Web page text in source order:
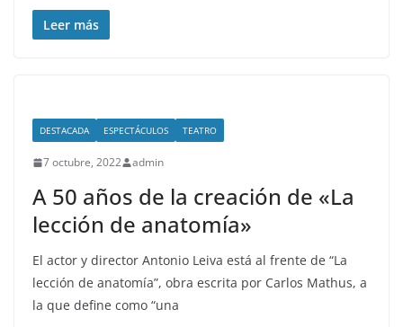
Leer más
DESTACADA ESPECTÁCULOS TEATRO
7 octubre, 2022 admin
A 50 años de la creación de «La
lección de anatomía»
El actor y director Antonio Leiva está al frente de “La
lección de anatomía”, obra escrita por Carlos Mathus, a
la que define como “una